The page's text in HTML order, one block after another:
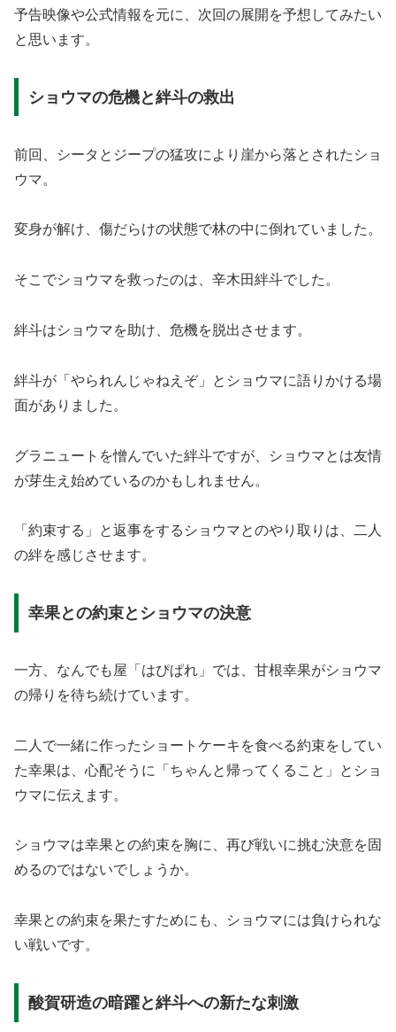
予告映像や公式情報を元に、次回の展開を予想してみたい
と思います。
ショウマの危機と絆斗の救出
前回、シータとジープの猛攻により崖から落とされたショ
ウマ。
変身が解け、傷だらけの状態で林の中に倒れていました。
そこでショウマを救ったのは、辛木田絆斗でした。
絆斗はショウマを助け、危機を脱出させます。
絆斗が「やられんじゃねえぞ」とショウマに語りかける場
面がありました。
グラニュートを憎んでいた絆斗ですが、ショウマとは友情
が芽生え始めているのかもしれません。
「約束する」と返事をするショウマとのやり取りは、二人
の絆を感じさせます。
幸果との約束とショウマの決意
一方、なんでも屋「はぴぱれ」では、甘根幸果がショウマ
の帰りを待ち続けています。
二人で一緒に作ったショートケーキを食べる約束をしてい
た幸果は、心配そうに「ちゃんと帰ってくること」とショ
ウマに伝えます。
ショウマは幸果との約束を胸に、再び戦いに挑む決意を固
めるのではないでしょうか。
幸果との約束を果たすためにも、ショウマには負けられな
い戦いです。
酸賀研造の暗躍と絆斗への新たな刺激